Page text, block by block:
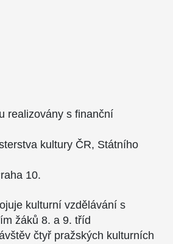
realizovány s finanční
kultury ČR, Státního
10.
kulturní vzdělávání s
žáků 8. a 9. tříd
čtyř pražských kulturních